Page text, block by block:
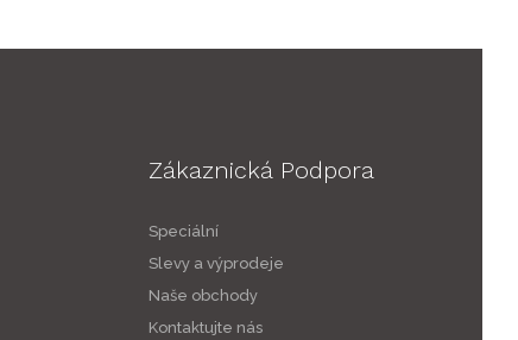
Zákaznická Podpora
Speciální
Slevy a výprodeje
Naše obchody
Kontaktujte nás